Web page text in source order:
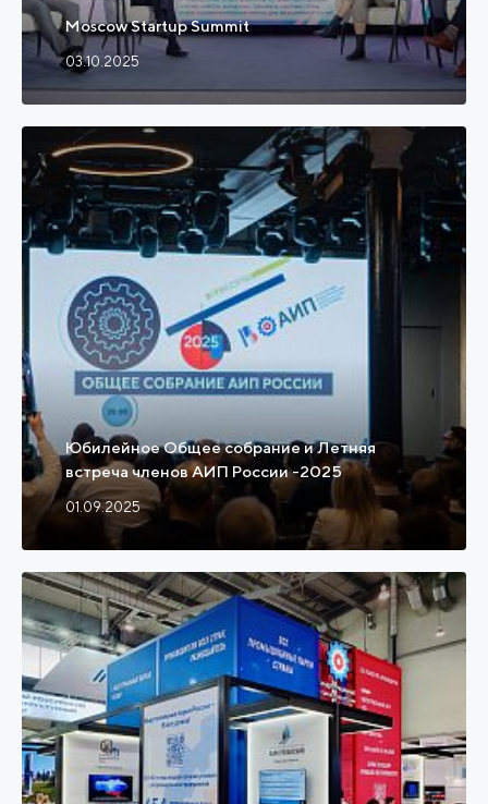
Moscow Startup Summit
03.10.2025
Юбилейное Общее собрание и Летняя
встреча членов АИП России -2025
01.09.2025